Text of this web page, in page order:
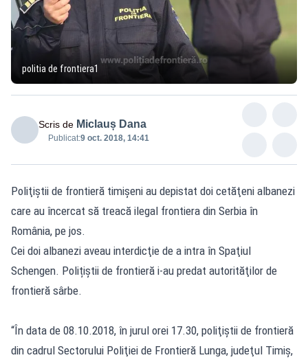
politia de frontiera1
Scris de Miclauș Dana
Publicat:9 oct. 2018, 14:41
Poliţiştii de frontieră timişeni au depistat doi cetăţeni albanezi
care au încercat să treacă ilegal frontiera din Serbia în
România, pe jos.
Cei doi albanezi aveau interdicţie de a intra în Spaţiul
Schengen. Polițiștii de frontieră i-au predat autorităţilor de
frontieră sârbe.
“În data de 08.10.2018, în jurul orei 17.30, poliţiştii de frontieră
din cadrul Sectorului Poliţiei de Frontieră Lunga, judeţul Timiş,